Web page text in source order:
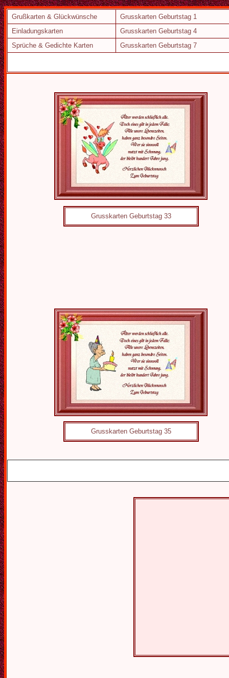
Grußkarten & Glückwünsche
Grusskarten Geburtstag 1
Einladungskarten
Grusskarten Geburtstag 4
Sprüche & Gedichte Karten
Grusskarten Geburtstag 7
Grusskarten Geburtstag 33
Grusskarten Geburtstag 35